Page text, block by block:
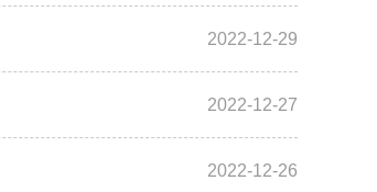
2022-12-29
2022-12-27
2022-12-26